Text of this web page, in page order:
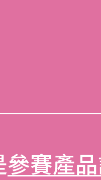
參賽產